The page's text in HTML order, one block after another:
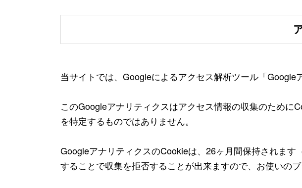
当サイトでは、Googleによるアクセス解析ツール「Google
このGoogleアナリティクスはアクセス情報の収集のために
を特定するものではありません。
GoogleアナリティクスのCookieは、26ヶ月間保持されま
することで収集を拒否することが出来ますので、お使いの